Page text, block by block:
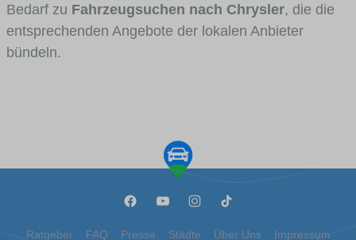
Bedarf zu Fahrzeugsuchen nach Chrysler, die die
entsprechenden Angebote der lokalen Anbieter
bündeln.
Ratgeber FAQ Presse Städte Über Uns Impressum